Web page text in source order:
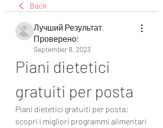
Back
Лучший Результат.
Проверено!
September 8, 2023
Piani dietetici
gratuiti per posta
Piani dietetici gratuiti per posta:
scopri i migliori programmi alimentari